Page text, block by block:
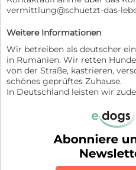
vermittlung@schuetzt-das-
Weitere Informationen
Wir betreiben als deutscher
in Rumänien. Wir retten
von der Straße, kastrieren,
schönes geprüftes Zuhause.
In Deutschland leisten wir